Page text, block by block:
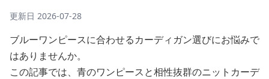
更新日 2026-07-28
ブルーワンピースに合わせるカーディガン選びにお悩みで
はありませんか。
この記事では、青のワンピースと相性抜群のニットカーデ